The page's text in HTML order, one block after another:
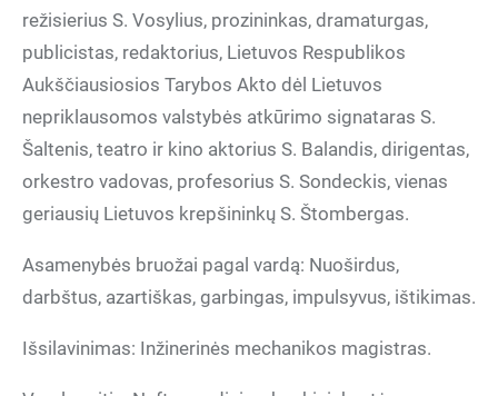
režisierius S. Vosylius, prozininkas, dramaturgas,
publicistas, redaktorius, Lietuvos Respublikos
Aukščiausiosios Tarybos Akto dėl Lietuvos
nepriklausomos valstybės atkūrimo signataras S.
Šaltenis, teatro ir kino aktorius S. Balandis, dirigentas,
orkestro vadovas, profesorius S. Sondeckis, vienas
geriausių Lietuvos krepšininkų S. Štombergas.
Asamenybės bruožai pagal vardą: Nuoširdus,
darbštus, azartiškas, garbingas, impulsyvus, ištikimas.
Išsilavinimas: Inžinerinės mechanikos magistras.